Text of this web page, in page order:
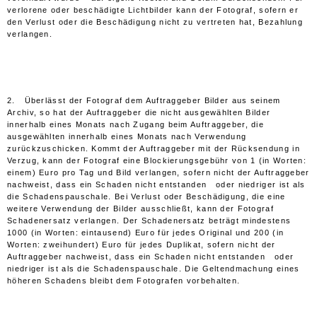
verlorene oder beschädigte Lichtbilder kann der Fotograf, sofern er
den Verlust oder die Beschädigung nicht zu vertreten hat, Bezahlung
verlangen.
2. Überlässt der Fotograf dem Auftraggeber Bilder aus seinem
Archiv, so hat der Auftraggeber die nicht ausgewählten Bilder
innerhalb eines Monats nach Zugang beim Auftraggeber, die
ausgewählten innerhalb eines Monats nach Verwendung
zurückzuschicken. Kommt der Auftraggeber mit der Rücksendung in
Verzug, kann der Fotograf eine Blockierungsgebühr von 1 (in Worten:
einem) Euro pro Tag und Bild verlangen, sofern nicht der Auftraggeber
nachweist, dass ein Schaden nicht entstanden oder niedriger ist als
die Schadenspauschale. Bei Verlust oder Beschädigung, die eine
weitere Verwendung der Bilder ausschließt, kann der Fotograf
Schadenersatz verlangen. Der Schadenersatz beträgt mindestens
1000 (in Worten: eintausend) Euro für jedes Original und 200 (in
Worten: zweihundert) Euro für jedes Duplikat, sofern nicht der
Auftraggeber nachweist, dass ein Schaden nicht entstanden oder
niedriger ist als die Schadenspauschale. Die Geltendmachung eines
höheren Schadens bleibt dem Fotografen vorbehalten.